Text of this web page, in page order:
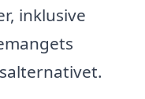
inklusive